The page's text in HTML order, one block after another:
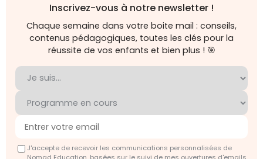
Inscrivez-vous à notre newsletter !
Chaque semaine dans votre boite mail : conseils,
contenus pédagogiques, toutes les clés pour la
réussite de vos enfants et bien plus ! 🎯
J'accepte de recevoir les communications personnalisées de